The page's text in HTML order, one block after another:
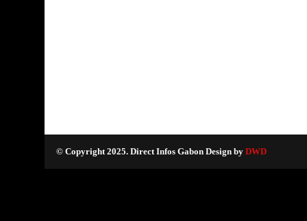
© Copyright 2025. Direct Infos Gabon Design by DWD